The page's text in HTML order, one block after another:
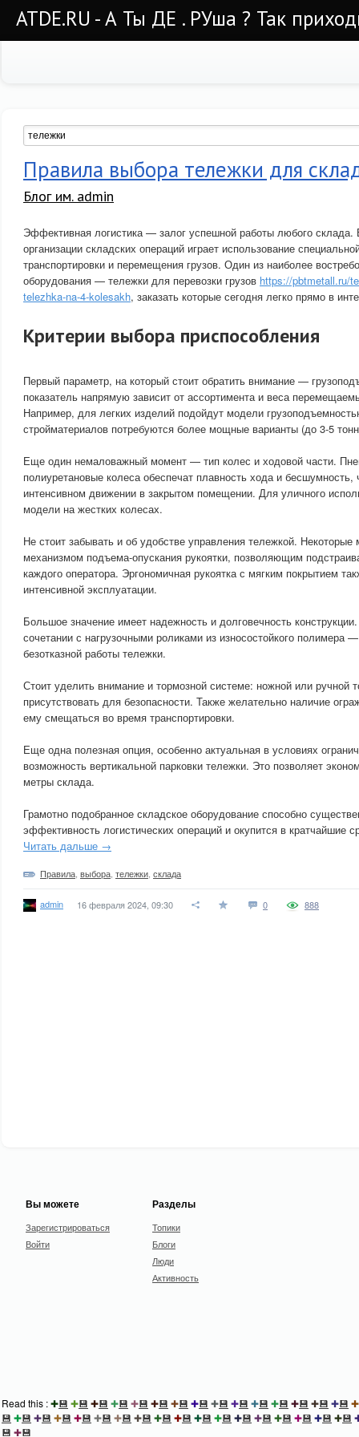
ATDE.RU - А Ты ДЕ . РУша ? Так
Правила выбора тележки для
Блог им. admin
Эффективная логистика — залог успешной работы любого
организации складских операций играет использование
транспортировки и перемещения грузов. Один из наиболее
оборудования — тележки для перевозки грузов https://pbtmetall.ru/
telezhka-na-4-kolesakh, заказать которые сегодня легко прямо в
Критерии выбора приспособления
Первый параметр, на который стоит обратить внимание —
показатель напрямую зависит от ассортимента и веса
Например, для легких изделий подойдут модели
стройматериалов потребуются более мощные варианты (до 3-5
Еще один немаловажный момент — тип колес и ходовой части.
полиуретановые колеса обеспечат плавность хода и бесшумность,
интенсивном движении в закрытом помещении. Для уличного
модели на жестких колесах.
Не стоит забывать и об удобстве управления тележкой.
механизмом подъема-опускания рукоятки, позволяющим
каждого оператора. Эргономичная рукоятка с мягким покрытием
интенсивной эксплуатации.
Большое значение имеет надежность и долговечность
сочетании с нагрузочными роликами из износостойкого полимера
безотказной работы тележки.
Стоит уделить внимание и тормозной системе: ножной или ручной
присутствовать для безопасности. Также желательно наличие
ему смещаться во время транспортировки.
Еще одна полезная опция, особенно актуальная в условиях
возможность вертикальной парковки тележки. Это позволяет
метры склада.
Грамотно подобранное складское оборудование способно
эффективность логистических операций и окупится в кратчайшие
Читать дальше →
Правила выбора тележки склада
admin 16 февраля 2024, 09:30 0 888
Вы можете
Зарегистрироваться
Войти
Разделы
Топики
Блоги
Люди
Активность
Read this :✚💾 ✚💾 ✚💾 ✚💾 ✚💾 ✚💾 ✚💾 ✚💾 ✚💾 ✚💾 ✚💾 ✚💾 ✚💾 ✚💾 ✚💾 ✚
💾 ✚💾 ✚💾 ✚💾 ✚💾 ✚💾 ✚💾 ✚💾 ✚💾 ✚💾 ✚💾 ✚💾 ✚💾 ✚💾 ✚💾 ✚💾 ✚💾 ✚💾
💾 ✚💾